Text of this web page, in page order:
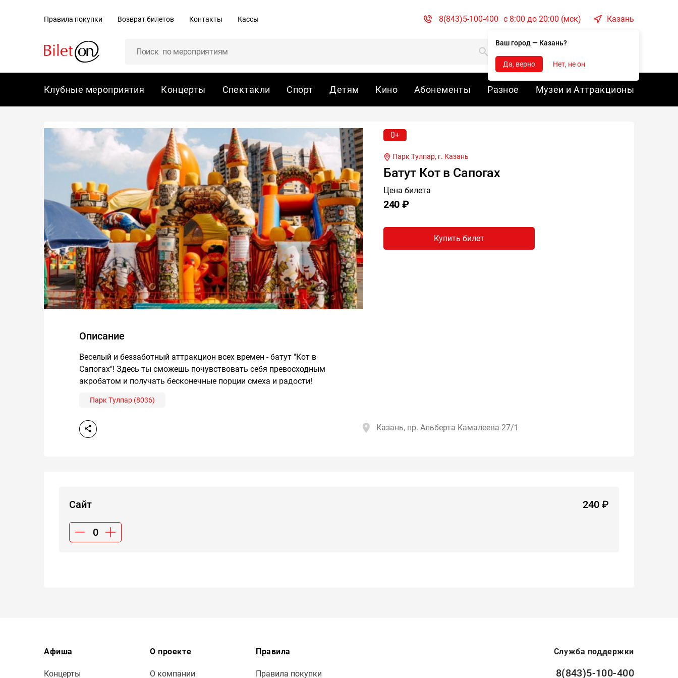
Правила покупки Возврат билетов Контакты Кассы 8(843)5-100-400 c 8:00 до 20:00 (мск) Казань
Ваш город — Казань?
Да, верно Нет, не он
Клубные мероприятия Концерты Спектакли Спорт Детям Кино Абонементы Разное Музеи и Аттракционы
0+
Парк Тулпар, г. Казань
Батут Кот в Сапогах
Цена билета
240 ₽
Купить билет
Описание
Веселый и беззаботный аттракцион всех времен - батут "Кот в
Сапогах"! Здесь ты сможешь почувствовать себя превосходным
акробатом и получать бесконечные порции смеха и радости!
Парк Тулпар (8036)
Казань, пр. Альберта Камалеева 27/1
Сайт 240 ₽
Афиша
Концерты
О проекте
О компании
Правила
Правила покупки
Служба поддержки
8(843)5-100-400